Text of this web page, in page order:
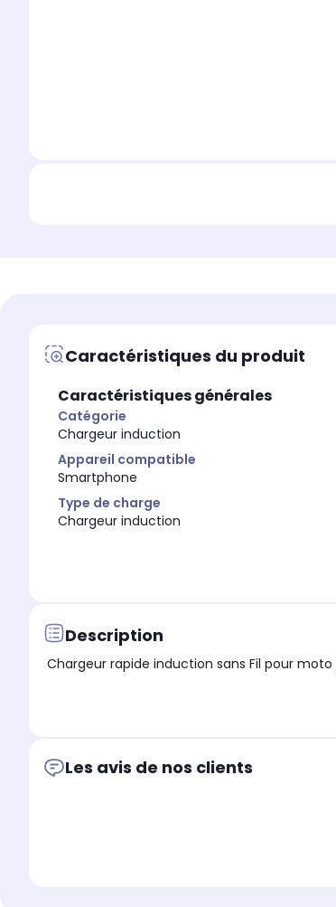
Caractéristiques du produit
Caractéristiques générales
Catégorie
Chargeur induction
Appareil compatible
Smartphone
Type de charge
Chargeur induction
Description
Les avis de nos clients